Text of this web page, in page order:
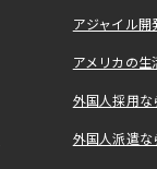
アジャイル
アメリカの
外国人採用
外国人派遣な